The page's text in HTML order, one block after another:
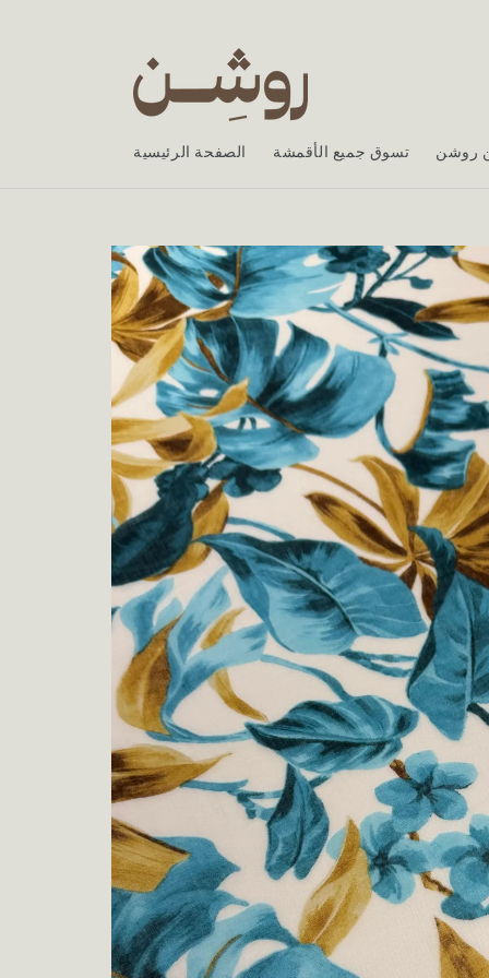
الصفحة الرئيسية تسوق جميع الأقمشة روشن
Skip to
product
information